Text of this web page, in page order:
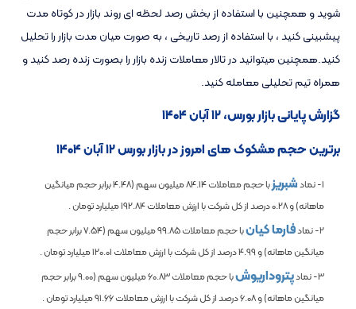
شوید و همچنین با استفاده از بخش رصد لحظه ای روند بازار در کوتاه مدت
پیشبینی کنید ، با استفاده از رصد تاریخی ، به صورت میان مدت بازار را تحلیل
کنید.همچنین میتوانید در تالار معاملات زنده بازار را بصورت زنده رصد کنید و
همراه تیم تحلیلی معامله کنید.
گزارش پایانی بازار بورس، ۱۲ آبان ۱۴۰۴
برترین حجم مشکوک های امروز در بازار بورس ۱۲ آبان ۱۴۰۴
1- نماد شبریزبا حجم معاملات84.14میلیون سهم (4.48برابر حجم میانگین
ماهانه) و0.28درصد از کل شرکت با ارزش معاملات192.84میلیارد تومان .
2- نماد
فارما کیانبا حجم معاملات99.85میلیون سهم (7.54برابر حجم
میانگین ماهانه) و4.99درصد از کل شرکت با ارزش معاملات120.01میلیارد تومان .
3- نماد
پتروداریوشبا حجم معاملات60.83میلیون سهم (9.00برابر حجم
میانگین ماهانه) و6.08درصد از کل شرکت با ارزش معاملات91.66میلیارد تومان .